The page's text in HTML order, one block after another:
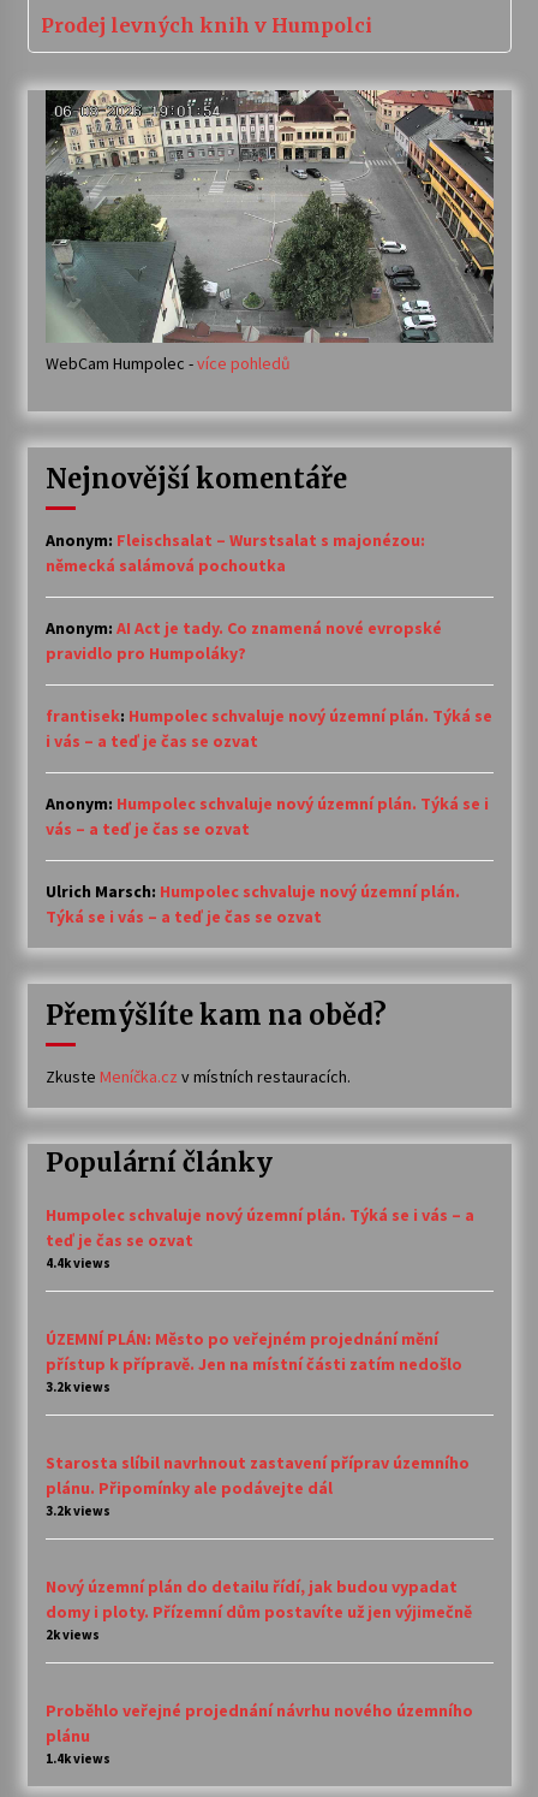
Prodej levných knih v Humpolci
WebCam Humpolec -více pohledů
Nejnovější komentáře
Anonym: Fleischsalat – Wurstsalat s majonézou:
německá salámová pochoutka
Anonym: AI Act je tady. Co znamená nové evropské
pravidlo pro Humpoláky?
frantisek: Humpolec schvaluje nový územní plán. Týká se
i vás – a teď je čas se ozvat
Anonym: Humpolec schvaluje nový územní plán. Týká se i
vás – a teď je čas se ozvat
Ulrich Marsch: Humpolec schvaluje nový územní plán.
Týká se i vás – a teď je čas se ozvat
Přemýšlíte kam na oběd?
Zkuste Meníčka.cz v místních restauracích.
Populární články
Humpolec schvaluje nový územní plán. Týká se i vás – a
teď je čas se ozvat
4.4k views
ÚZEMNÍ PLÁN: Město po veřejném projednání mění
přístup k přípravě. Jen na místní části zatím nedošlo
3.2k views
Starosta slíbil navrhnout zastavení příprav územního
plánu. Připomínky ale podávejte dál
3.2k views
Nový územní plán do detailu řídí, jak budou vypadat
domy i ploty. Přízemní dům postavíte už jen výjimečně
2k views
Proběhlo veřejné projednání návrhu nového územního
plánu
1.4k views